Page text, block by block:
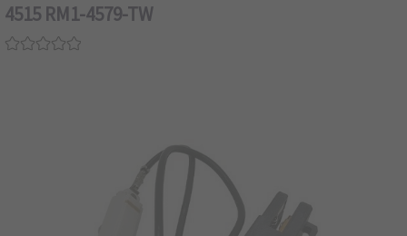
4515 RM1-4579-TW